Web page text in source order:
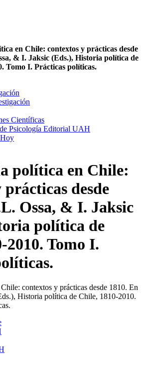
en Chile: contextos y prácticas desde
& I. Jaksic (Eds.), Historia política de
Tomo I. Prácticas políticas.
Científicas
Psicología Editorial UAH
política en Chile:
prácticas desde
Ossa, & I. Jaksic
política de
2010. Tomo I.
contextos y prácticas desde 1810. En
Historia política de Chile, 1810-2010.